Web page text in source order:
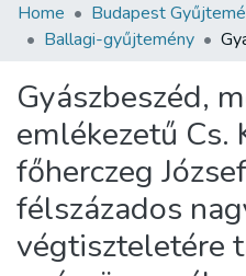
Communities & Collections
Statistics
About us
Home Budapest
Ballagi-gyűjtemény
Gyászbeszéd,
emlékezetű Cs.
főherczeg
félszázados
végtiszteletére